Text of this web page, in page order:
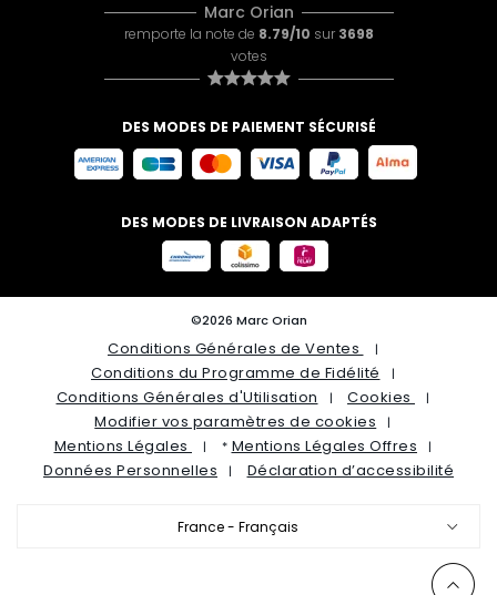
Marc Orian
remporte la note de 8.79/10 sur 3698
votes
DES MODES DE PAIEMENT SÉCURISÉ
DES MODES DE LIVRAISON ADAPTÉS
©2026 Marc Orian
Conditions Générales de Ventes
Conditions du Programme de Fidélité
Conditions Générales d'Utilisation
Cookies
Modifier vos paramètres de cookies
Mentions Légales
* Mentions Légales Offres
Données Personnelles
Déclaration d’accessibilité
France - Français